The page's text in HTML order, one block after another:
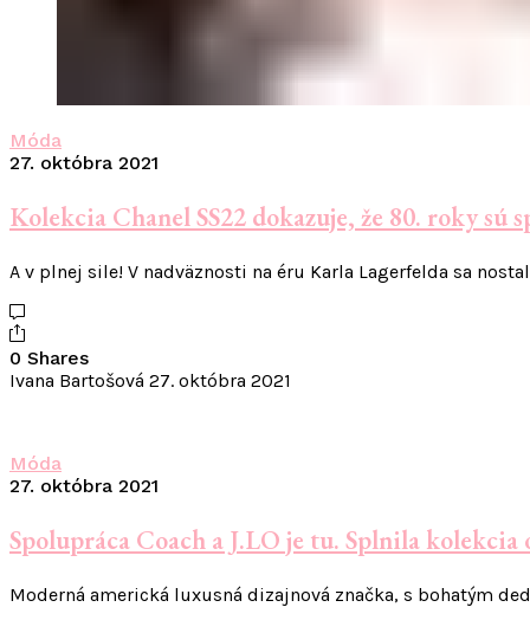
Móda
27. októbra 2021
Kolekcia Chanel SS22 dokazuje, že 80. roky sú
A v plnej sile! V nadväznosti na éru Karla Lagerfelda sa
0 Shares
Ivana Bartošová 27. októbra 2021
Móda
27. októbra 2021
Spolupráca Coach a J.LO je tu. Splnila kolekcia
Moderná americká luxusná dizajnová značka, s bohatým